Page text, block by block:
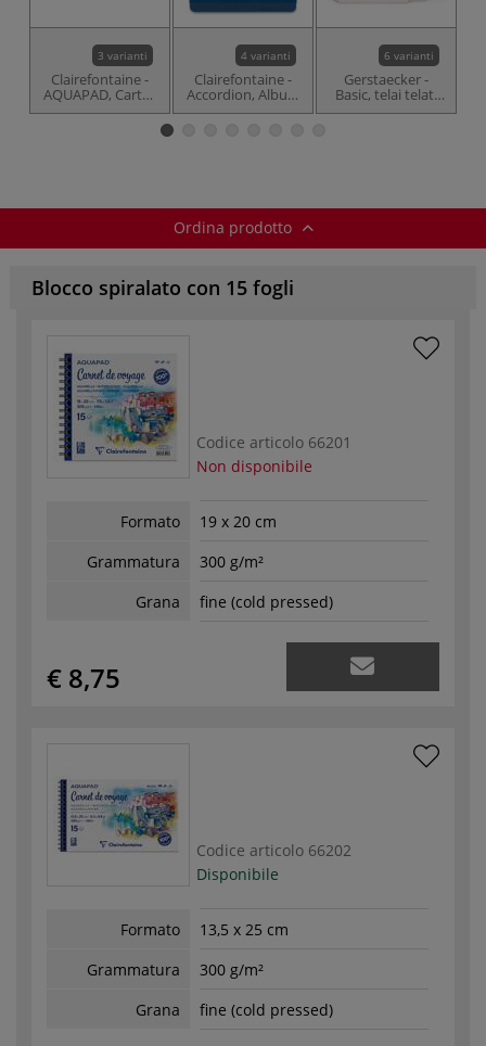
3 varianti
Clairefontaine -
AQUAPAD, Cartes
postales, Blocco
4 varianti
Clairefontaine -
Accordion, Album
per acquerello
6 varianti
Gerstaecker -
Basic, telai telati
acquerello
Ordina prodotto
Blocco spiralato con 15 fogli
Codice articolo 66201
Non disponibile
Formato
19 x 20 cm
Grammatura
300 g/m²
Grana
fine (cold pressed)
€ 8,75
Codice articolo 66202
Disponibile
Formato
13,5 x 25 cm
Grammatura
300 g/m²
Grana
fine (cold pressed)